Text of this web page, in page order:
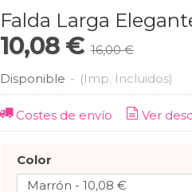
Falda Larga
10,08 € 16,00 €
Disponible - (Imp. Incluidos)
Costes de envío Ver
Color